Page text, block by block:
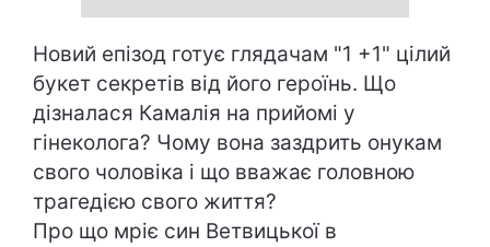
Новий епізод готує глядачам "1 +1" цілий
букет секретів від його героїнь. Що
дізналася Камалія на прийомі у
гінеколога? Чому вона заздрить онукам
свого чоловіка і що вважає головною
трагедією свого життя?
Про що мріє син Ветвицької в